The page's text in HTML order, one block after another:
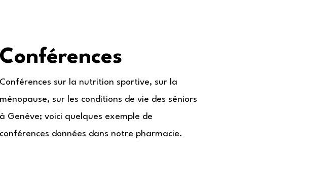
Conférences
Conférences sur la nutrition sportive, sur la
ménopause, sur les conditions de vie des séniors
à Genève; voici quelques exemple de
conférences données dans notre pharmacie.